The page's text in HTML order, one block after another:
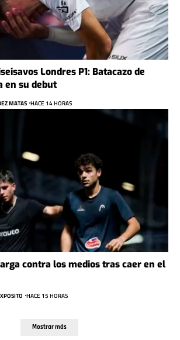
Londres P1: Batacazo de
en su debut
MATAS HACE 14 HORAS
contra los medios tras caer en el
HACE 15 HORAS
Mostrar más